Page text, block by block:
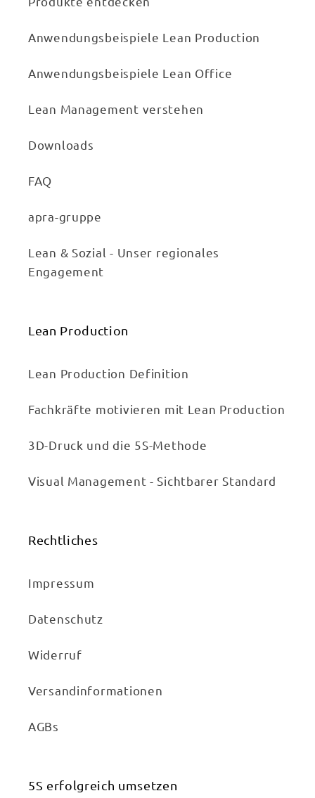
Anwendungsbeispiele Lean Production
Anwendungsbeispiele Lean Office
Lean Management verstehen
Downloads
FAQ
apra-gruppe
Lean & Sozial - Unser regionales
Engagement
Lean Production
Lean Production Definition
Fachkräfte motivieren mit Lean Production
3D-Druck und die 5S-Methode
Visual Management - Sichtbarer Standard
Rechtliches
Impressum
Datenschutz
Widerruf
Versandinformationen
AGBs
5S erfolgreich umsetzen